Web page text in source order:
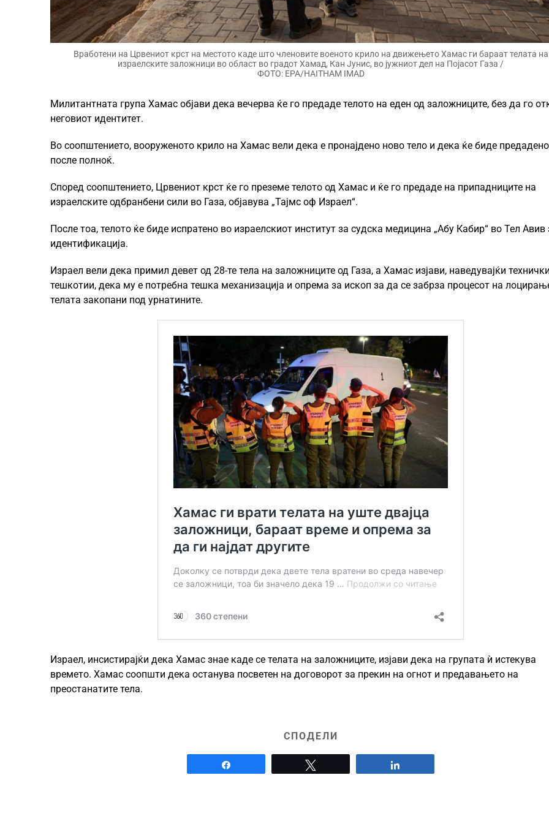
Вработени на Црвениот крст на местото каде што членовите военото крило на движењето Хамас ги бараат телата на
израелските заложници во област во градот Хамад, Кан Јунис, во јужниот дел на Појасот Газа /
ФОТО: EPA/HAITHAM IMAD
Милитантната група Хамас објави дека вечерва ќе го предаде телото на еден од заложниците, без да го
неговиот идентитет.
Во соопштението, вооруженото крило на Хамас вели дека е пронајдено ново тело и дека ќе биде предадено
после полноќ.
Според соопштението, Црвениот крст ќе го преземе телото од Хамас и ќе го предаде на припадниците на
израелските одбранбени сили во Газа, објавува „Тајмс оф Израел“.
После тоа, телото ќе биде испратено во израелскиот институт за судска медицина „Абу Кабир“ во Тел Авив
идентификација.
Израел вели дека примил девет од 28-те тела на заложниците од Газа, а Хамас изјави, наведувајќи
тешкотии, дека му е потребна тешка механизација и опрема за ископ за да се забрза процесот на
телата закопани под урнатините.
Израел, инсистирајќи дека Хамас знае каде се телата на заложниците, изјави дека на групата ѝ истекува
времето. Хамас соопшти дека останува посветен на договорот за прекин на огнот и предавањето на
преостанатите тела.
СПОДЕЛИ